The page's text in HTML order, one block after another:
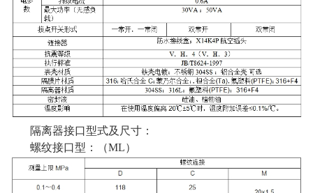
隔离器接口型式及尺寸：
螺纹接口型：（ML）